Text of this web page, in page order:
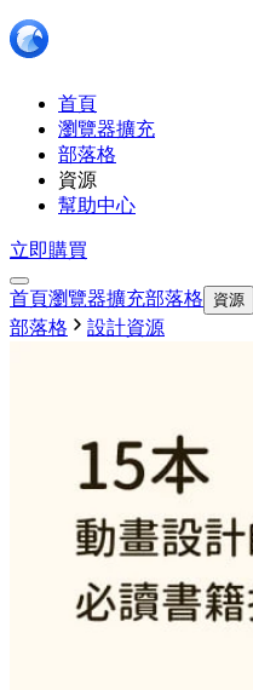
首頁
瀏覽器擴充
部落格
資源
幫助中心
立即購買
首頁瀏覽器擴充部落格 資源
部落格
設計資源